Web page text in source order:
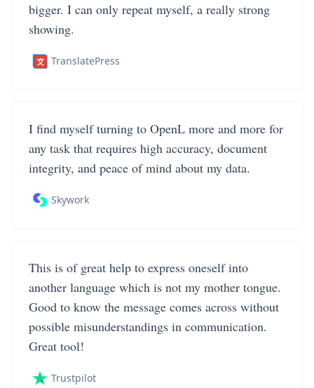
bigger. I can only repeat myself, a really strong
showing.
TranslatePress
I find myself turning to OpenL more and more for
any task that requires high accuracy, document
integrity, and peace of mind about my data.
Skywork
This is of great help to express oneself into
another language which is not my mother tongue.
Good to know the message comes across without
possible misunderstandings in communication.
Great tool!
Trustpilot